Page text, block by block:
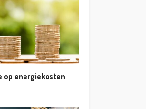
op energiekosten